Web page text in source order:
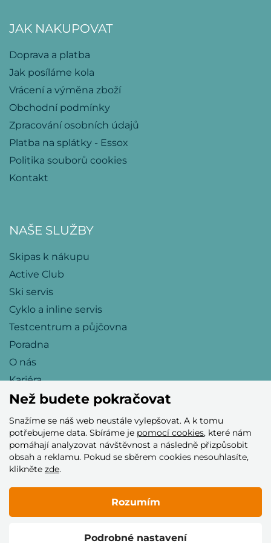
JAK NAKUPOVAT
Doprava a platba
Jak posíláme kola
Vrácení a výměna zboží
Obchodní podmínky
Zpracování osobních údajů
Platba na splátky - Essox
Politika souborů cookies
Kontakt
NAŠE SLUŽBY
Skipas k nákupu
Active Club
Ski servis
Cyklo a inline servis
Testcentrum a půjčovna
Poradna
O nás
Kariéra
Přijímáme tyto platební karty
© 2005–2026 Helia Trade s.r.o.
Než budete pokračovat
Snažíme se náš web neustále vylepšovat. A k tomu
potřebujeme data. Sbíráme je pomocí cookies, které nám
pomáhají analyzovat návštěvnost a následně přizpůsobit
obsah a reklamu. Pokud se sběrem cookies nesouhlasíte,
klikněte zde.
Podrobné nastavení
Rozumím